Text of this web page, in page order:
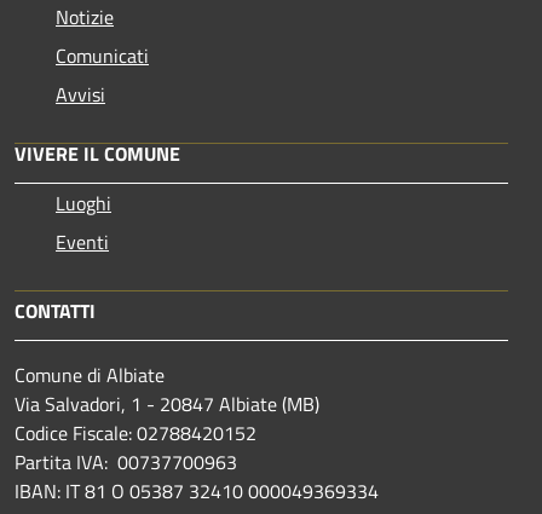
Notizie
Comunicati
Avvisi
VIVERE IL COMUNE
Luoghi
Eventi
CONTATTI
Comune di Albiate
Via Salvadori, 1 - 20847 Albiate (MB)
Codice Fiscale: 02788420152
Partita IVA: 00737700963
IBAN: IT 81 O 05387 32410 000049369334